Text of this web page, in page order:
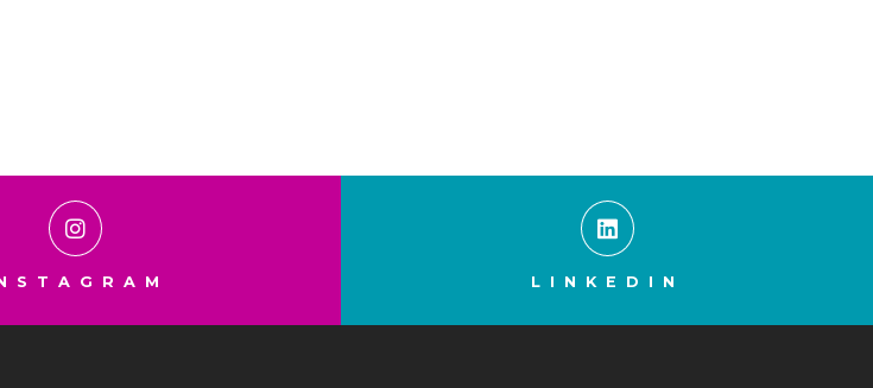
LINKEDIN